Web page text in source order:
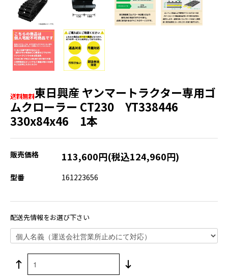
東日興産 ヤンマートラクター専用ゴ
ムクローラー CT230 YT338446
330x84x46 1本
販売価格 113,600円(税込124,960円)
型番 161223656
配送先情報をお選び下さい